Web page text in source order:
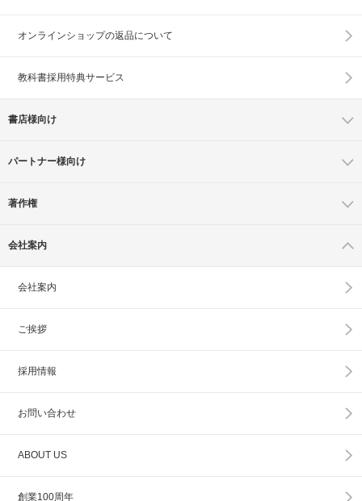
オンラインショップの返品について
教科書採用特典サービス
書店様向け
パートナー様向け
著作権
会社案内
会社案内
ご挨拶
採用情報
お問い合わせ
ABOUT US
創業100周年